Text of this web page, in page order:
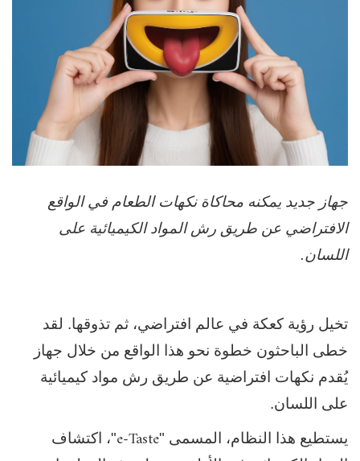
جهاز جديد يمكنه محاكاة نكهات الطعام في الواقع
الافتراضي عن طريق رش المواد الكيميائية على
اللسان.
تخيل رؤية كعكة في عالم افتراضي، ثم تذوقها. لقد
خطى الباحثون خطوة نحو هذا الواقع من خلال جهاز
يُقدم نكهات افتراضية عن طريق رش مواد كيميائية
على اللسان.
يستطيع هذا النظام، المسمى "e-Taste"، اكتشاف